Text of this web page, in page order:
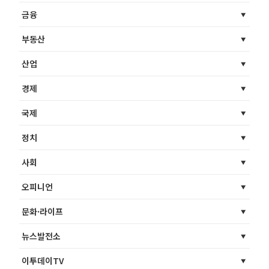
금융
부동산
산업
경제
국제
정치
사회
오피니언
문화·라이프
뉴스발전소
이투데이TV